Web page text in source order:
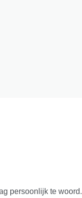
persoonlijk te woord.